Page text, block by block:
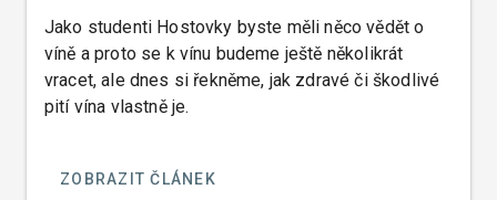
Jako studenti Hostovky byste měli něco vědět o
víně a proto se k vínu budeme ještě několikrát
vracet, ale dnes si řekněme, jak zdravé či škodlivé
pití vína vlastně je.
ZOBRAZIT ČLÁNEK